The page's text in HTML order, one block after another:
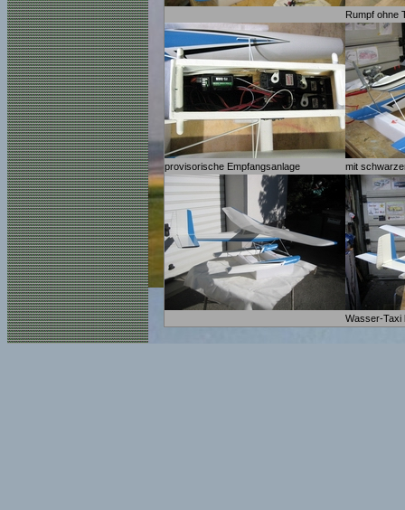
Rumpf ohne
provisorische Empfangsanlage mit
Wasser-Taxi